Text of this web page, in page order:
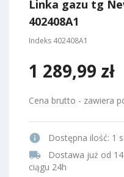
Linka gazu tg
402408A1
Indeks 402408A1
1 289,99 zł
Cena brutto - zawiera
info Dostępna ilość: 1
local_shipping
Dostawa już od
ciągu 24h